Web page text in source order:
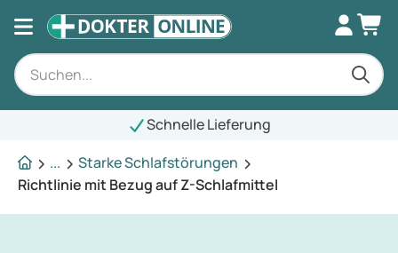
Schnelle Lieferung
...
Starke Schlafstörungen
Richtlinie mit Bezug auf Z-Schlafmittel